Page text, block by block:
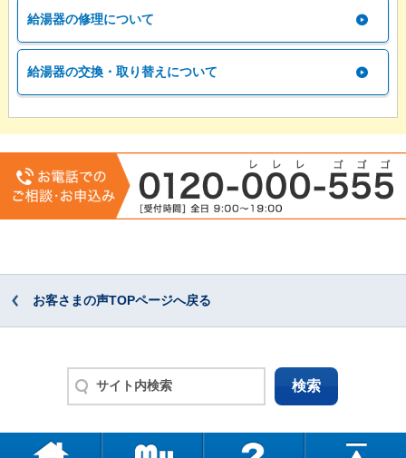
給湯器の修理について
給湯器の交換・取り替えについて
お客さまの声TOPページへ戻る